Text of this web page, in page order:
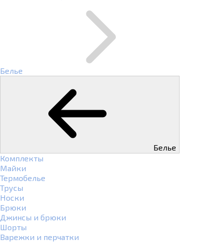
Белье
Белье
Комплекты
Майки
Термобелье
Трусы
Носки
Брюки
Джинсы и брюки
Шорты
Варежки и перчатки